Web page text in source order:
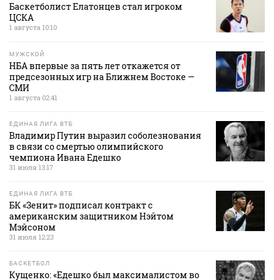
Баскетболист Елатонцев стал игроком
ЦСКА
1 августа 10:10
МУЖСКОЙ
НБА впервые за пять лет откажется от
предсезонных игр на Ближнем Востоке —
СМИ
1 августа 02:41
ЕДИНАЯ ЛИГА ВТБ
Владимир Путин выразил соболезнования
в связи со смертью олимпийского
чемпиона Ивана Едешко
31 июля 13:17
ЕДИНАЯ ЛИГА ВТБ
БК «Зенит» подписал контракт с
американским защитником Нэйтом
Мэйсоном
31 июля 12:23
БАСКЕТБОЛ
Кущенко: «Едешко был максималистом во